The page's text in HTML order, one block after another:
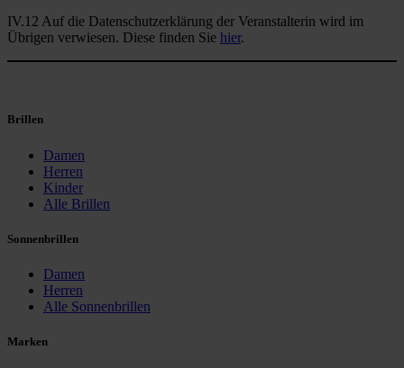
IV.12 Auf die Datenschutzerklärung der Veranstalterin wird im
Übrigen verwiesen. Diese finden Sie hier.
Brillen
Damen
Herren
Kinder
Alle Brillen
Sonnenbrillen
Damen
Herren
Alle Sonnenbrillen
Marken